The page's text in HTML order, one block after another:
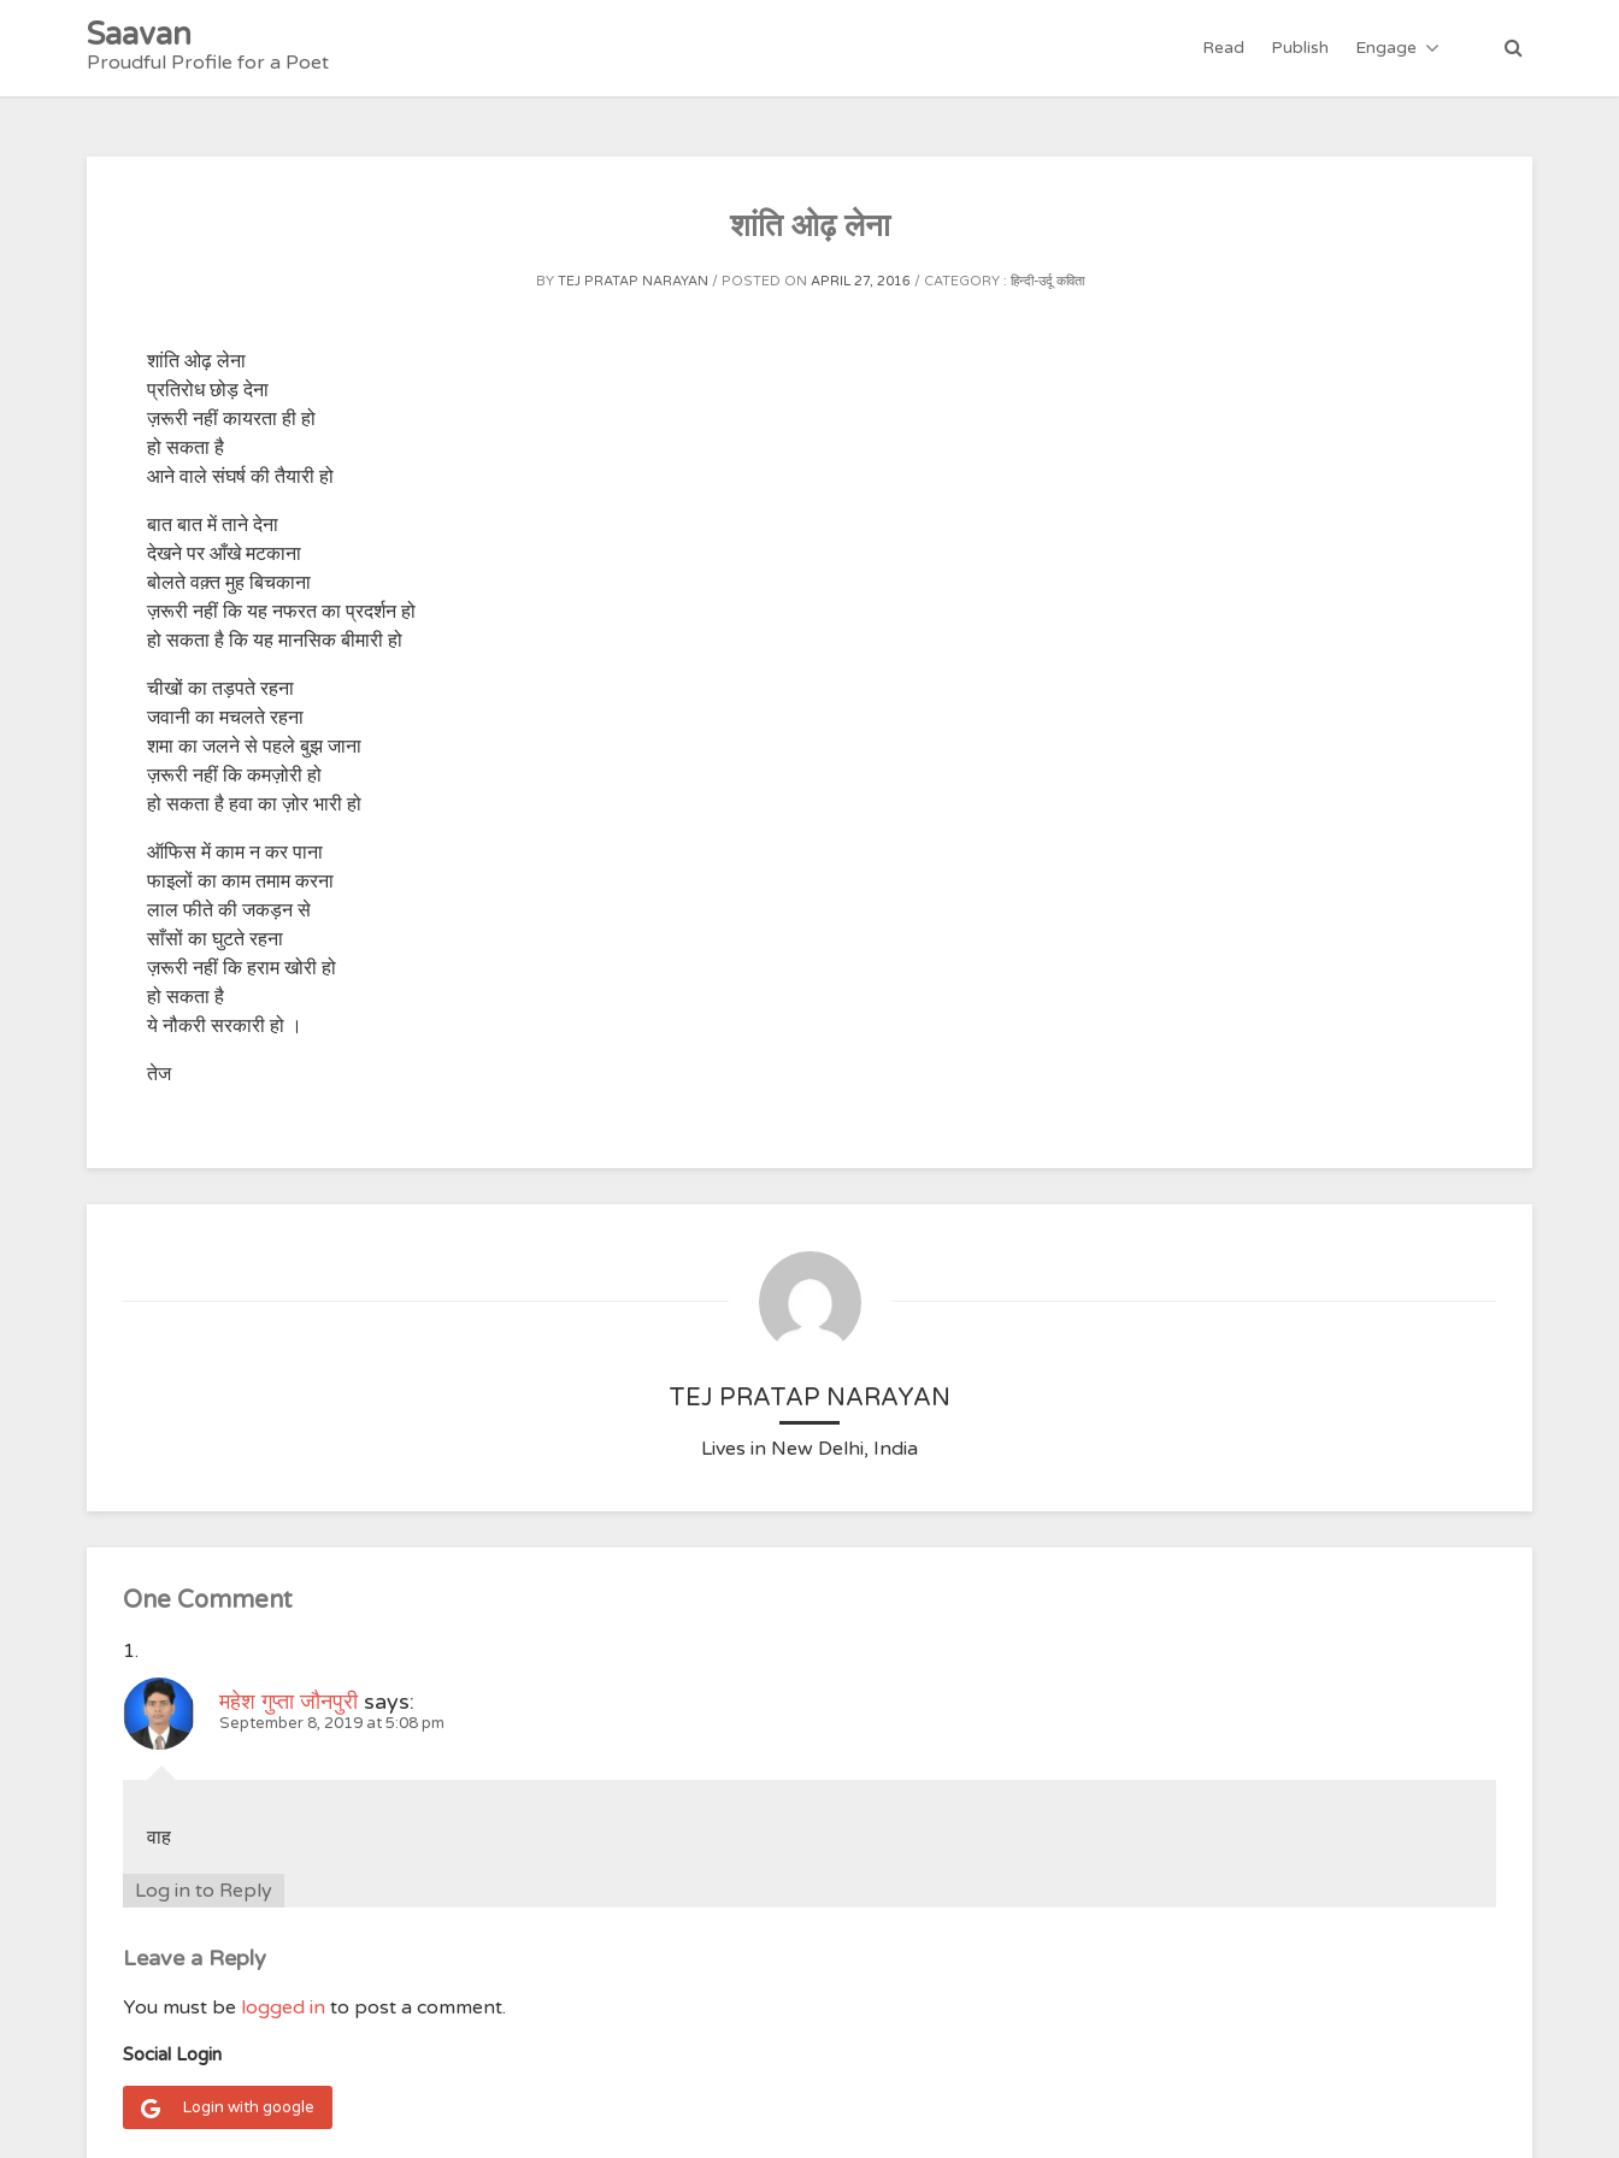
Saavan
Proudful Profile for a Poet
Read Publish Engage
शांति ओढ़ लेना
BY TEJ PRATAP NARAYAN POSTED ON APRIL 27, 2016 CATEGORY : हिन्दी-उर्दू कविता
शांति ओढ़ लेना
प्रतिरोध छोड़ देना
ज़रूरी नहीं कायरता ही हो
हो सकता है
आने वाले संघर्ष की तैयारी हो
बात बात में ताने देना
देखने पर आँखे मटकाना
बोलते वक़्त मुह बिचकाना
ज़रूरी नहीं कि यह नफरत का प्रदर्शन हो
हो सकता है कि यह मानसिक बीमारी हो
चीखों का तड़पते रहना
जवानी का मचलते रहना
शमा का जलने से पहले बुझ जाना
ज़रूरी नहीं कि कमज़ोरी हो
हो सकता है हवा का ज़ोर भारी हो
ऑफिस में काम न कर पाना
फाइलों का काम तमाम करना
लाल फीते की जकड़न से
साँसों का घुटते रहना
ज़रूरी नहीं कि हराम खोरी हो
हो सकता है
ये नौकरी सरकारी हो ।
तेज
TEJ PRATAP NARAYAN
Lives in New Delhi, India
One Comment
महेश गुप्ता जौनपुरी says:
September 8, 2019 at 5:08 pm
वाह
Log in to Reply
Leave a Reply
You must be logged in to post a comment.
Social Login
Login with google